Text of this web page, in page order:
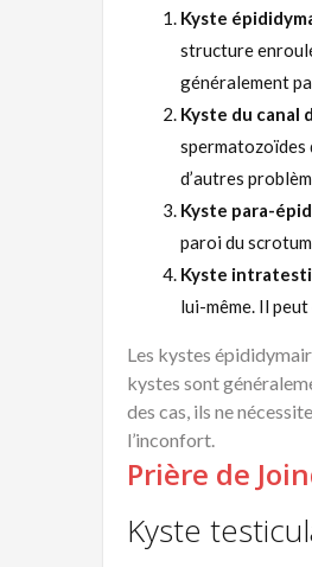
Kyste
structure
généralement
Kyste du canal
spermatozoïdes
d’autres
Kyste para-
paroi du
Kyste
lui-même. Il
Les kystes
kystes sont
des cas, ils ne
l’inconfort.
Prière de
Kyste